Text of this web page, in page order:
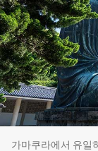
가마쿠라에서 유일